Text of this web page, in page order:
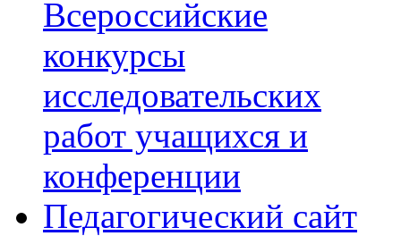
Всероссийские
конкурсы
исследовательских
работ учащихся и
конференции
Педагогический сайт